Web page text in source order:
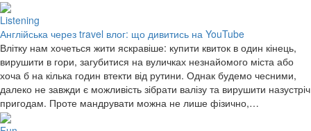
Listening
Англійська через travel влог: що дивитись на YouTube
Влітку нам хочеться жити яскравіше: купити квиток в один кінець,
вирушити в гори, загубитися на вуличках незнайомого міста або
хоча б на кілька годин втекти від рутини. Однак будемо чесними,
далеко не завжди є можливість зібрати валізу та вирушити назустріч
пригодам. Проте мандрувати можна не лише фізично,…